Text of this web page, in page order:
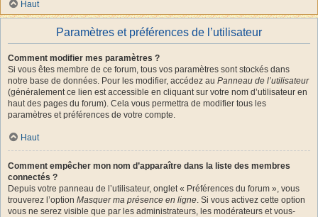
Haut
Paramètres et préférences de l’utilisateur
Comment modifier mes paramètres ?
Si vous êtes membre de ce forum, tous vos paramètres sont stockés dans
notre base de données. Pour les modifier, accédez au Panneau de l’utilisateur
(généralement ce lien est accessible en cliquant sur votre nom d’utilisateur en
haut des pages du forum). Cela vous permettra de modifier tous les
paramètres et préférences de votre compte.
Haut
Comment empêcher mon nom d’apparaître dans la liste des membres
connectés ?
Depuis votre panneau de l’utilisateur, onglet « Préférences du forum », vous
trouverez l’option Masquer ma présence en ligne. Si vous activez cette option
vous ne serez visible que par les administrateurs, les modérateurs et vous-